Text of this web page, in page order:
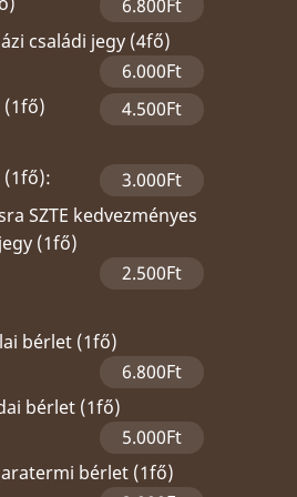
6.800Ft
családi jegy (4fő)
6.000Ft
(1fő)
4.500Ft
(1fő):
3.000Ft
SZTE kedvezményes
jegy (1fő)
2.500Ft
bérlet (1fő)
6.800Ft
bérlet (1fő)
5.000Ft
bérlet (1fő)